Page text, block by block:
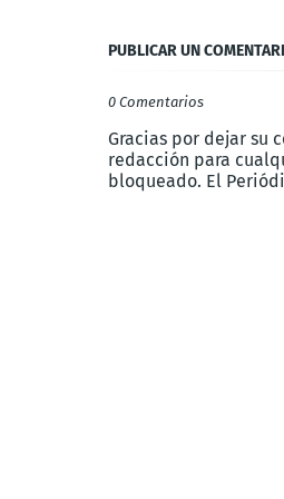
PUBLICAR UN
0 Comentarios
Gracias por dejar su
redacción para
bloqueado. El